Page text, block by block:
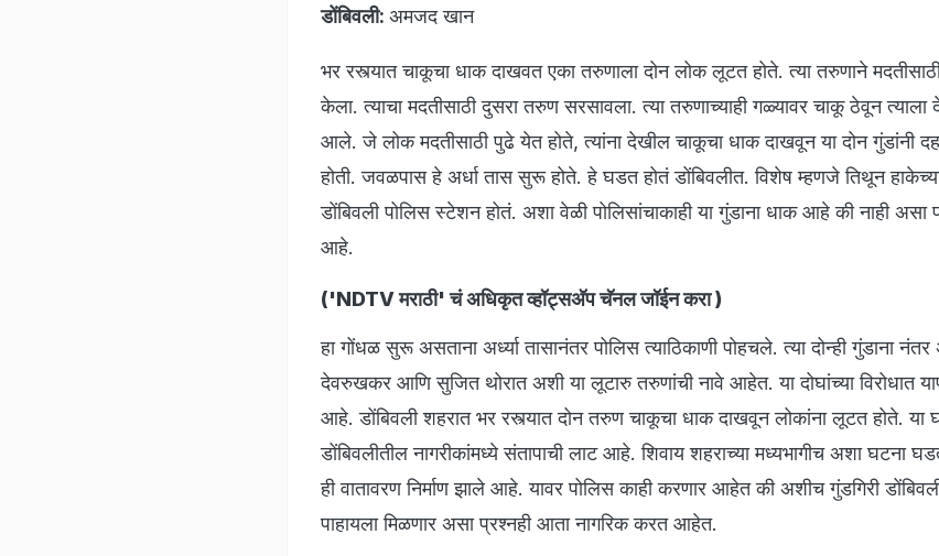
डोंबिवली: अमजद खान
भर रस्त्यात चाकूचा धाक दाखवत एका तरुणाला दोन लोक लूटत होते. त्या तरुणाने
केला. त्याचा मदतीसाठी दुसरा तरुण सरसावला. त्या तरुणाच्याही गळ्यावर चाकू ठेवून
आले. जे लोक मदतीसाठी पुढे येत होते, त्यांना देखील चाकूचा धाक दाखवून या दोन गुंडांनी
होती. जवळपास हे अर्धा तास सुरू होते. हे घडत होतं डोंबिवलीत. विशेष म्हणजे तिथून
डोंबिवली पोलिस स्टेशन होतं. अशा वेळी पोलिसांचाकाही या गुंडाना धाक आहे की नाही असा
आहे.
('NDTV मराठी' चं अधिकृत व्हॉट्सअ‍ॅप चॅनल जॉईन करा)
हा गोंधळ सुरू असताना अर्ध्या तासानंतर पोलिस त्याठिकाणी पोहचले. त्या दोन्ही गुंडाना
देवरुखकर आणि सुजित थोरात अशी या लूटारु तरुणांची नावे आहेत. या दोघांच्या विरोधात
आहे. डोंबिवली शहरात भर रस्त्यात दोन तरुण चाकूचा धाक दाखवून लोकांना लूटत होते. या
डोंबिवलीतील नागरीकांमध्ये संतापाची लाट आहे. शिवाय शहराच्या मध्यभागीच अशा घटना
ही वातावरण निर्माण झाले आहे. यावर पोलिस काही करणार आहेत की अशीच गुंडगिरी
पाहायला मिळणार असा प्रश्नही आता नागरिक करत आहेत.